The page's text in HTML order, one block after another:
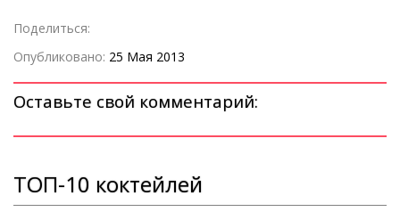
Поделиться:
Опубликовано: 25 Мая 2013
Оставьте свой комментарий:
ТОП-10 коктейлей